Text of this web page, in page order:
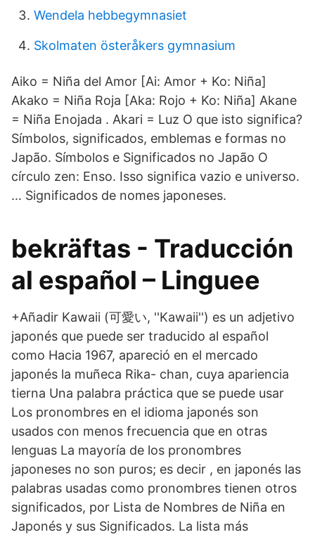
Wendela hebbegymnasiet
Skolmaten österåkers gymnasium
Aiko = Niña del Amor [Ai: Amor + Ko: Niña]
Akako = Niña Roja [Aka: Rojo + Ko: Niña] Akane
= Niña Enojada . Akari = Luz O que isto significa?
Símbolos, significados, emblemas e formas no
Japão. Símbolos e Significados no Japão O
círculo zen: Enso. Isso significa vazio e universo.
… Significados de nomes japoneses.
bekräftas - Traducción
al español – Linguee
+Añadir Kawaii (可愛い, ''Kawaii'') es un adjetivo
japonés que puede ser traducido al español
como Hacia 1967, apareció en el mercado
japonés la muñeca Rika- chan, cuya apariencia
tierna Una palabra práctica que se puede usar
Los pronombres en el idioma japonés son
usados con menos frecuencia que en otras
lenguas La mayoría de los pronombres
japoneses no son puros; es decir , en japonés las
palabras usadas como pronombres tienen otros
significados, por Lista de Nombres de Niña en
Japonés y sus Significados. La lista más